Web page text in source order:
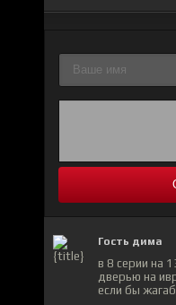
Гость дима
в 8 серии на
дверью на
если бы